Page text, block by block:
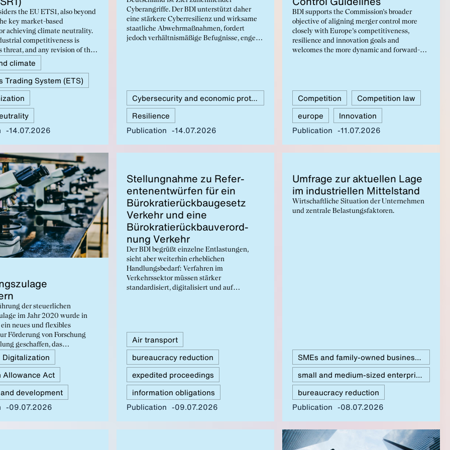
the EU ETS1, also beyond
key market-based
achieving climate neutrality.
competitiveness is
threat, and any revision of the
System must take this
The revision must be fair
who have already invested in
and to those who want to
are currently unable to do so
infrastructure and
viable solutions.
climate
Trading System (ETS)
14.07.2026
Cyberangriffe. Der BDI unterstützt daher
eine stärkere Cyberresilienz und wirksame
staatliche Abwehrmaßnahmen, fordert
jedoch verhältnismäßige Befugnisse, enge
Bußgelder und Haftungsregelungen
notwendig.
Cybersecurity and economic protection
Resilience
Publication
14.07.2026
BDI supports the Commission’s broader
objective of aligning merger control more
closely with Europe’s competitiveness,
resilience and innovation goals and
welcomes the more dynamic and forward-
resulting from a merger, the evidentiary
requirements for demonstrating benefits
remain significantly more demanding and
the expanded theories of harm need to be
clear safeguards.
Competition
Competition law
europe
Innovation
Publication
11.07.2026
der steuerlichen
im Jahr 2020 wurde in
neues und flexibles
Förderung von Forschung
geschaffen, das
unabhängig von der Größe
offensteht. Jedoch besteht
vorgesehenen Ausweitungen
Es sind
wie eine
Förderung sowie eine
des
notwendig, um die
im internationalen
Digitalization
Allowance Act
development
09.07.2026
Stel­lung­nahme zu Ref­er­
ente­nen­twür­fen für ein
Bürokratierück­bauge­setz
Verkehr und eine
Bürokratierück­bau­verord­
nung Verkehr
Der BDI begrüßt einzelne Entlastungen,
sieht aber weiterhin erheblichen
Handlungsbedarf: Verfahren im
Verkehrssektor müssen stärker
standardisiert, digitalisiert und auf
weiterhin erhebliche
Vereinfachungspotenziale.
Air transport
bureaucracy reduction
expedited proceedings
information obligations
Publication
09.07.2026
Um­frage zur ak­tuellen Lage
im in­dus­triellen Mit­tel­stand
Wirtschaftliche Situation der Unternehmen
und zentrale Belastungsfaktoren.
SMEs and family-owned businesses
small and medium-sized enterprises
bureaucracy reduction
Publication
08.07.2026